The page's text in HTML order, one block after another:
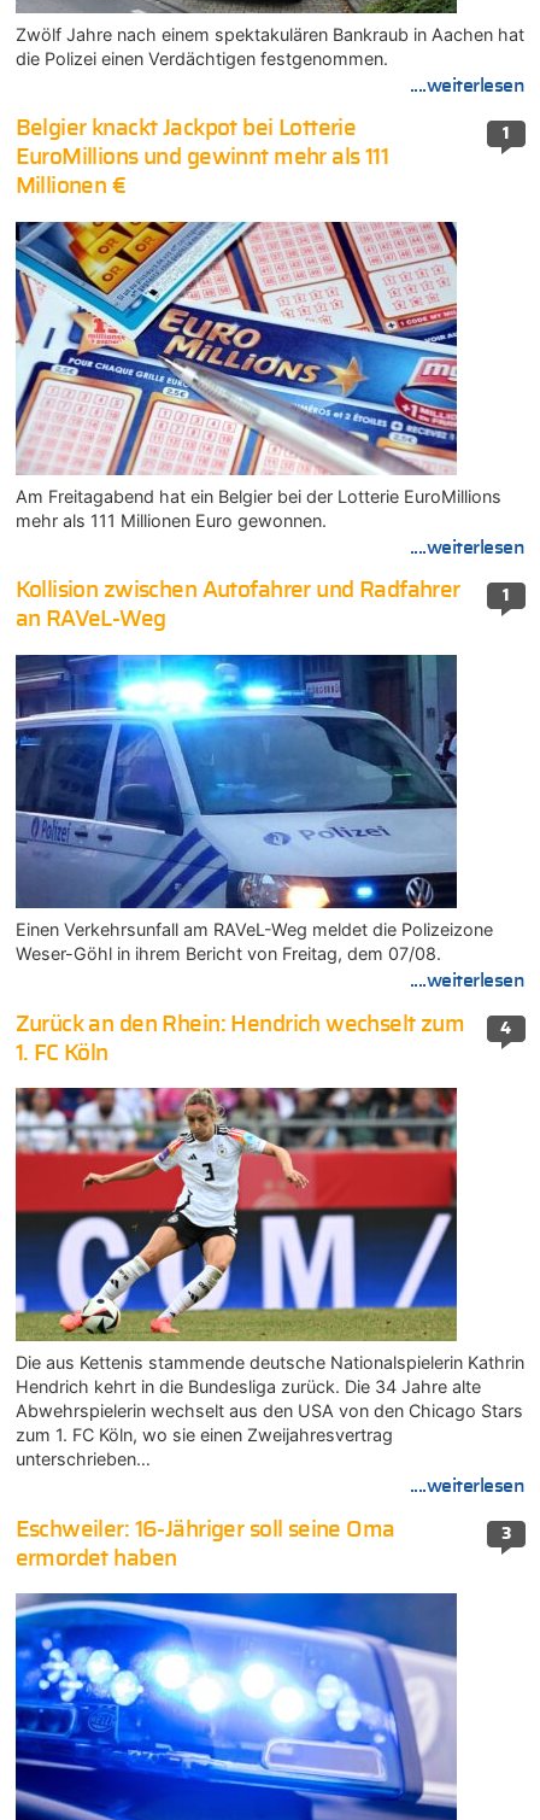
Zwölf Jahre nach einem spektakulären Bankraub in Aachen hat
die Polizei einen Verdächtigen festgenommen.
....weiterlesen
1
Belgier knackt Jackpot bei Lotterie
EuroMillions und gewinnt mehr als 111
Millionen €
Am Freitagabend hat ein Belgier bei der Lotterie EuroMillions
mehr als 111 Millionen Euro gewonnen.
....weiterlesen
1
Kollision zwischen Autofahrer und Radfahrer
an RAVeL-Weg
Einen Verkehrsunfall am RAVeL-Weg meldet die Polizeizone
Weser-Göhl in ihrem Bericht von Freitag, dem 07/08.
....weiterlesen
4
Zurück an den Rhein: Hendrich wechselt zum
1. FC Köln
Die aus Kettenis stammende deutsche Nationalspielerin Kathrin
Hendrich kehrt in die Bundesliga zurück. Die 34 Jahre alte
Abwehrspielerin wechselt aus den USA von den Chicago Stars
zum 1. FC Köln, wo sie einen Zweijahresvertrag
unterschrieben…
....weiterlesen
3
Eschweiler: 16-Jähriger soll seine Oma
ermordet haben